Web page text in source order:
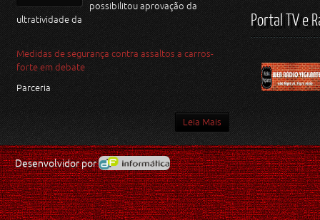
possibilitou aprovação da
ultratividade da
Medidas de segurança contra assaltos a carros-
forte em debate
Parceria
Leia Mais
Portal TV e
Desenvolvidor por